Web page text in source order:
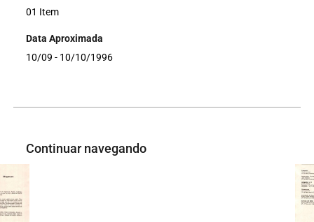
01 Item
Data Aproximada
10/09 - 10/10/1996
Continuar navegando